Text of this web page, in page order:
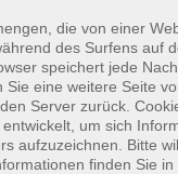
Welt der
gestärkt im
die von einer
des Surfens auf
speichert jede
Sie eine weitere Seite
Server zurück.
um sich
aufzuzeichnen. Bitte
finden Sie in